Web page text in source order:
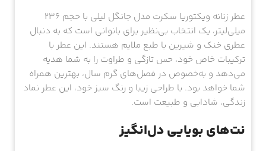
عطر زنانه ویکتوریا سکرت مدل جانگل لیلی با حجم 236
میلی‌لیتر، یک انتخاب بی‌نظیر برای بانوانی است که به دنبال
عطری خنک و شیرین با طبع ملایم هستند. این عطر با
ترکیبات خاص خود، حس تازگی و طراوت را به شما هدیه
می‌دهد و به‌خصوص در فصل‌های گرم سال، بهترین همراه
شما خواهد بود. با طراحی زیبا و رنگ سبز خود، این عطر نماد
زندگی، شادابی و طبیعت است.
نت‌های بویایی دل‌انگیز